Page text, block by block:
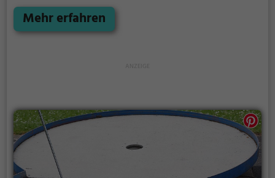
Rollsportanlage hat für jeden etwas zu bieten - ganz
egal, ob du nur ein wenig üben, oder mit deinen
Mehr erfahren